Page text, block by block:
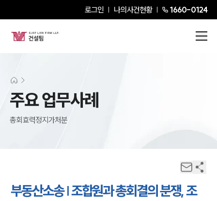
로그인 나의사건현황 1660-0124
주요 업무사례
총회효력정지가처분
부동산소송 | 조합원과 총회결의 분쟁, 조